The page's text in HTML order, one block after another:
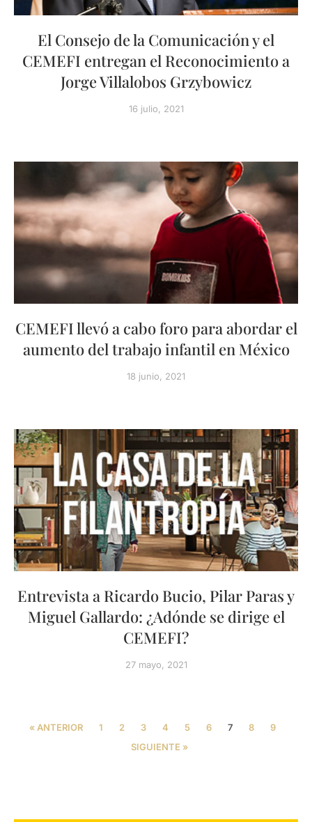
El Consejo de la Comunicación y el
CEMEFI entregan el Reconocimiento a
Jorge Villalobos Grzybowicz
16 julio, 2021
CEMEFI llevó a cabo foro para abordar el
aumento del trabajo infantil en México
18 junio, 2021
Entrevista a Ricardo Bucio, Pilar Paras y
Miguel Gallardo: ¿Adónde se dirige el
CEMEFI?
27 mayo, 2021
« ANTERIOR 1 2 3 4 5 6 7 8
9
SIGUIENTE »